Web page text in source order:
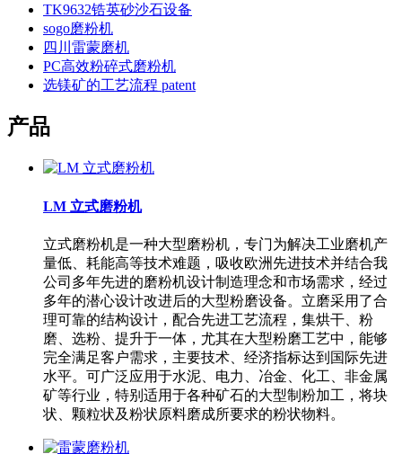
TK9632锆英砂沙石设备
sogo磨粉机
四川雷蒙磨机
PC高效粉碎式磨粉机
选镁矿的工艺流程 patent
产品
LM 立式磨粉机
立式磨粉机是一种大型磨粉机，专门为解决工业磨机产
量低、耗能高等技术难题，吸收欧洲先进技术并结合我
公司多年先进的磨粉机设计制造理念和市场需求，经过
多年的潜心设计改进后的大型粉磨设备。立磨采用了合
理可靠的结构设计，配合先进工艺流程，集烘干、粉
磨、选粉、提升于一体，尤其在大型粉磨工艺中，能够
完全满足客户需求，主要技术、经济指标达到国际先进
水平。可广泛应用于水泥、电力、冶金、化工、非金属
矿等行业，特别适用于各种矿石的大型制粉加工，将块
状、颗粒状及粉状原料磨成所要求的粉状物料。